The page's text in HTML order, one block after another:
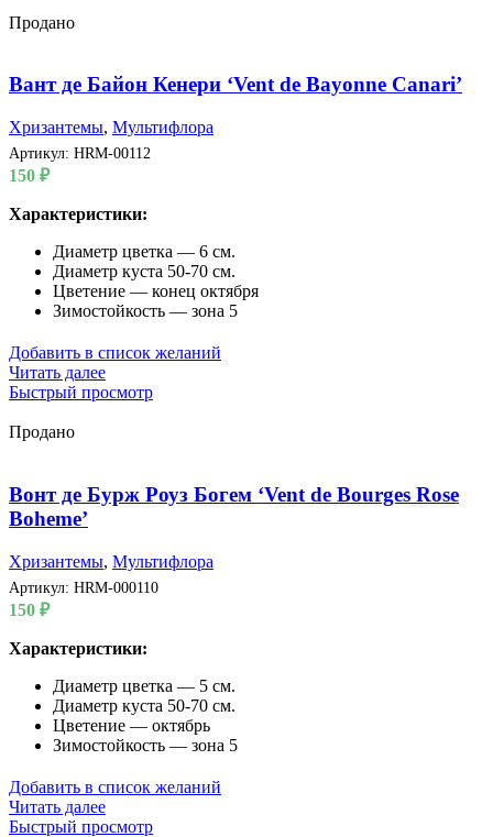
Продано
Вант де Байон Кенери ‘Vent de Bayonne Canari’
Хризантемы, Мультифлора
Артикул: HRM-00112
150 ₽
Характеристики:
Диаметр цветка — 6 см.
Диаметр куста 50-70 см.
Цветение — конец октября
Зимостойкость — зона 5
Добавить в список желаний
Читать далее
Быстрый просмотр
Продано
Вонт де Бурж Роуз Богем ‘Vent de Bourges Rose
Boheme’
Хризантемы, Мультифлора
Артикул: HRM-000110
150 ₽
Характеристики:
Диаметр цветка — 5 см.
Диаметр куста 50-70 см.
Цветение — октябрь
Зимостойкость — зона 5
Добавить в список желаний
Читать далее
Быстрый просмотр